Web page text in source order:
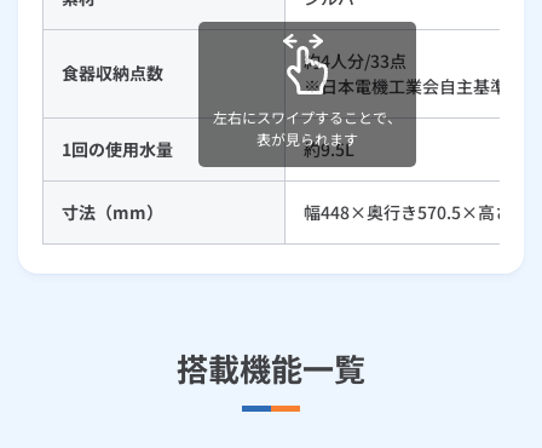
食器収納点数
約4人分/33点
※日本電機工業会自主基準に
1回の使用水量 約9.5L
寸法（mm） 幅448×奥行き570.5×高さ450
左右にスワイプすることで、
表が見られます
搭載機能一覧